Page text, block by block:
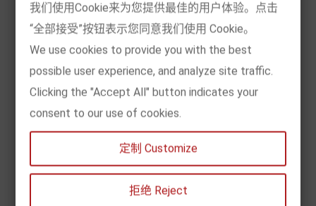
阅读本书，每个孩子都能像侦探一样理性思考
和阿奇一起拜师福尔摩斯，用眼看，用心观察，在层层
培养孩子发现细节、探索世界的观察力
我们使用Cookie来为您提供最佳的用户体验。点击
“全部接受”按钮表示您同意我们使用 Cookie。
We use cookies to provide you with the best
possible user experience, and analyze site traffic.
Clicking the "Accept All" button indicates your
consent to our use of cookies.
定制 Customize
拒绝 Reject